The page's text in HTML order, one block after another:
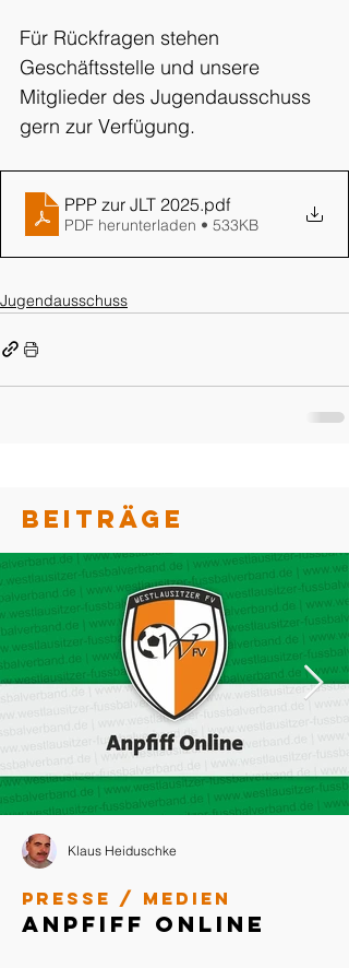
Für Rückfragen stehen
Geschäftsstelle und unsere
Mitglieder des Jugendausschuss
gern zur Verfügung.
PPP zur JLT 2025.pdf
PDF herunterladen • 533KB
Jugendausschuss
BEITRÄGE
Anpfiff Online
Presse / Medien
Klaus Heiduschke